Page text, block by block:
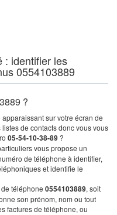
: identifier les
0554103889
?
sur votre écran de
de contacts donc vous vous
05-54-10-38-89 ?
vous propose un
de téléphone à identifier,
et identifie le
téléphone 0554103889, soit
son prénom, nom ou tout
factures de téléphone, ou